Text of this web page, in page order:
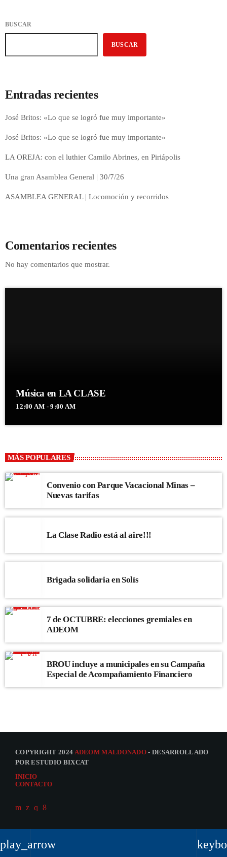
play_arrow
BUSCAR
BUSCAR
Entradas recientes
José Britos: «Lo que se logró fue muy importante»
José Britos: «Lo que se logró fue muy importante»
LA OREJA: con el luthier Camilo Abrines, en Piriápolis
Una gran Asamblea General | 30/7/26
ASAMBLEA GENERAL | Locomoción y recorridos
Comentarios recientes
No hay comentarios que mostrar.
Música en LA CLASE
12:00 AM - 9:00 AM
MÁS POPULARES
Convenio con Parque Vacacional Minas –
Nuevas tarifas
La Clase Radio está al aire!!!
Brigada solidaria en Solís
7 de OCTUBRE: elecciones gremiales en
ADEOM
BROU incluye a municipales en su Campaña
Especial de Acompañamiento Financiero
COPYRIGHT 2024 ADEOM MALDONADO - DESARROLLADO
POR ESTUDIO BIXCAT
INICIO
CONTACTO